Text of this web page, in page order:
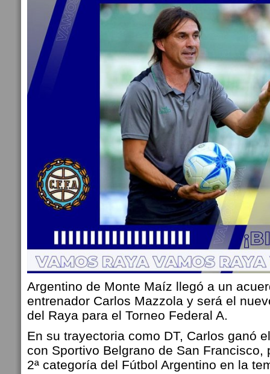
Argentino de Monte Maíz llegó a un
entrenador Carlos Mazzola y será el
del Raya para el Torneo Federal A.
En su trayectoria como DT, Carlos ganó
con Sportivo Belgrano de San Francisco,
2ª categoría del Fútbol Argentino en la